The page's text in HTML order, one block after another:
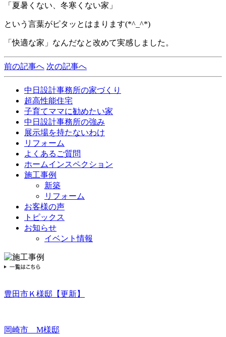
「夏暑くない、冬寒くない家」
という言葉がピタッとはまります(*^_^*)
「快適な家」なんだなと改めて実感しました。
前の記事へ 次の記事へ
中日設計事務所の家づくり
超高性能住宅
子育てママに勧めたい家
中日設計事務所の強み
展示場を持たないわけ
リフォーム
よくあるご質問
ホームインスペクション
施工事例
新築
リフォーム
お客様の声
トピックス
お知らせ
イベント情報
豊田市Ｋ様邸【更新】
岡崎市 M様邸